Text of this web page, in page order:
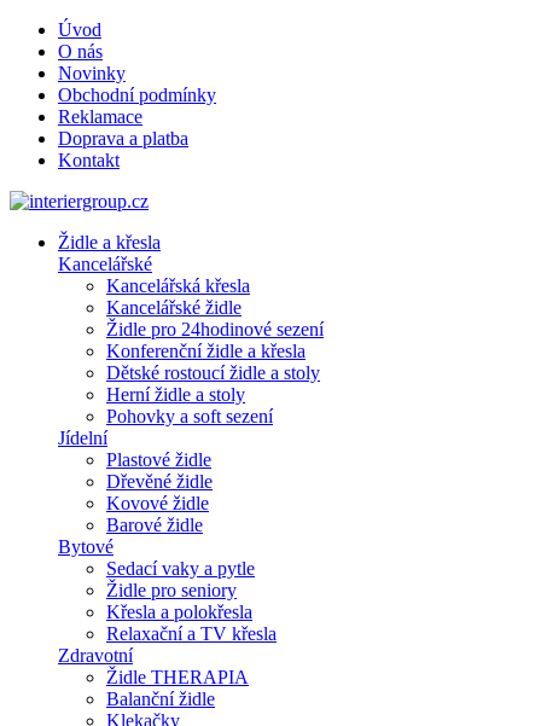
Úvod
O nás
Novinky
Obchodní podmínky
Reklamace
Doprava a platba
Kontakt
Židle a křesla
Kancelářské
Kancelářská křesla
Kancelářské židle
Židle pro 24hodinové sezení
Konferenční židle a křesla
Dětské rostoucí židle a stoly
Herní židle a stoly
Pohovky a soft sezení
Jídelní
Plastové židle
Dřevěné židle
Kovové židle
Barové židle
Bytové
Sedací vaky a pytle
Židle pro seniory
Křesla a polokřesla
Relaxační a TV křesla
Zdravotní
Židle THERAPIA
Balanční židle
Klekačky